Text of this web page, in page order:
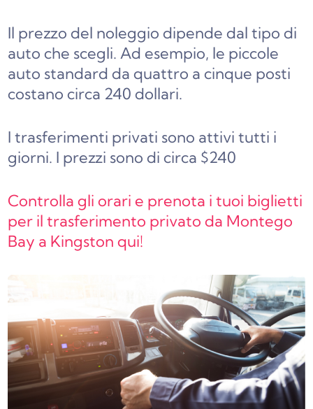
Il prezzo del noleggio dipende dal tipo di
auto che scegli. Ad esempio, le piccole
auto standard da quattro a cinque posti
costano circa 240 dollari.
I trasferimenti privati sono attivi tutti i
giorni. I prezzi sono di circa $240
Controlla gli orari e prenota i tuoi biglietti
per il trasferimento privato da Montego
Bay a Kingston qui!